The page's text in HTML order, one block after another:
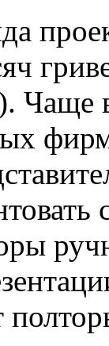
Чаще